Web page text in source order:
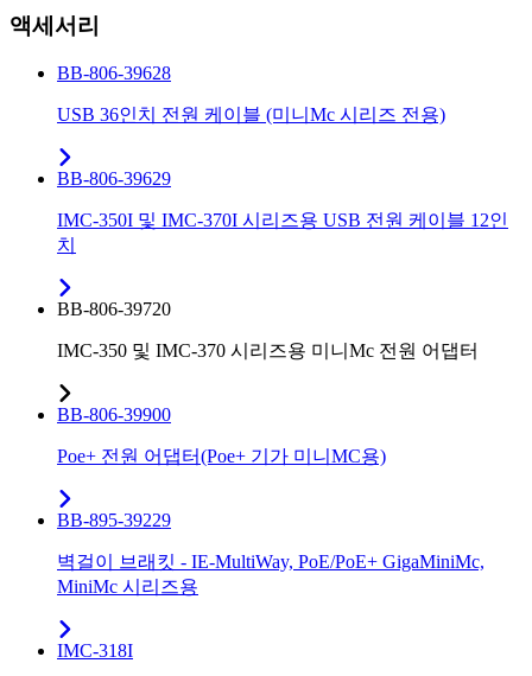
액세서리
BB-806-39628
USB 36인치 전원 케이블 (미니Mc 시리즈 전용)
BB-806-39629
IMC-350I 및 IMC-370I 시리즈용 USB 전원 케이블 12인
치
BB-806-39720
IMC-350 및 IMC-370 시리즈용 미니Mc 전원 어댑터
BB-806-39900
Poe+ 전원 어댑터(Poe+ 기가 미니MC용)
BB-895-39229
벽걸이 브래킷 - IE-MultiWay, PoE/PoE+ GigaMiniMc,
MiniMc 시리즈용
IMC-318I